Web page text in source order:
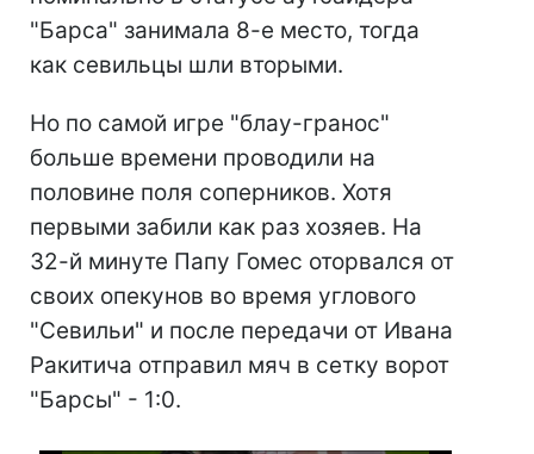
"Барса" занимала 8-е место, тогда
как севильцы шли вторыми.
Но по самой игре "блау-гранос"
больше времени проводили на
половине поля соперников. Хотя
первыми забили как раз хозяев. На
32-й минуте Папу Гомес оторвался от
своих опекунов во время углового
"Севильи" и после передачи от Ивана
Ракитича отправил мяч в сетку ворот
"Барсы" - 1:0.